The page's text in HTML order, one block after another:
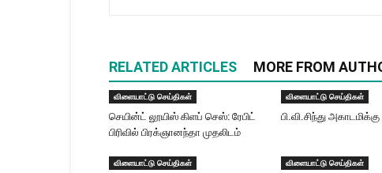
RELATED ARTICLES MORE FROM
விளையாட்டு செய்திகள்
செயின்ட் லூயிஸ் கிளப் செஸ்: ரேபிட்
பிரிவில் பிரக்ஞானந்தா முதலிடம்
விளையாட்டு செய்திகள்
பி.வி.சிந்து
விளையாட்டு செய்திகள் விளையாட்டு செய்திகள்